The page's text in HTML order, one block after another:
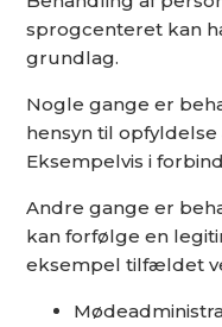
sprogcenteret kan
grundlag.
Nogle gange er
hensyn til
Eksempelvis i
Andre gange er
kan forfølge en
eksempel tilfældet